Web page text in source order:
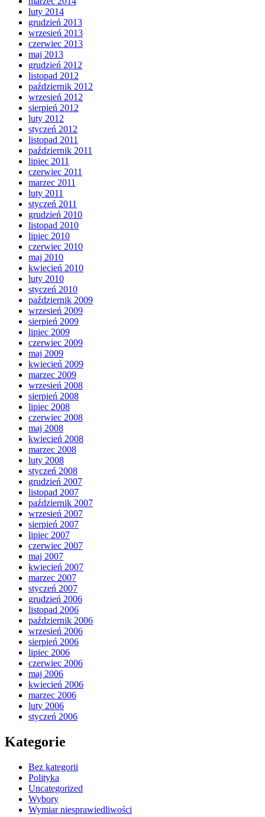
luty 2014
grudzień 2013
wrzesień 2013
czerwiec 2013
maj 2013
grudzień 2012
listopad 2012
październik 2012
wrzesień 2012
sierpień 2012
luty 2012
styczeń 2012
listopad 2011
październik 2011
lipiec 2011
czerwiec 2011
marzec 2011
luty 2011
styczeń 2011
grudzień 2010
listopad 2010
lipiec 2010
czerwiec 2010
maj 2010
kwiecień 2010
luty 2010
styczeń 2010
październik 2009
wrzesień 2009
sierpień 2009
lipiec 2009
czerwiec 2009
maj 2009
kwiecień 2009
marzec 2009
wrzesień 2008
sierpień 2008
lipiec 2008
czerwiec 2008
maj 2008
kwiecień 2008
marzec 2008
luty 2008
styczeń 2008
grudzień 2007
listopad 2007
październik 2007
wrzesień 2007
sierpień 2007
lipiec 2007
czerwiec 2007
maj 2007
kwiecień 2007
marzec 2007
styczeń 2007
grudzień 2006
listopad 2006
październik 2006
wrzesień 2006
sierpień 2006
lipiec 2006
czerwiec 2006
maj 2006
kwiecień 2006
marzec 2006
luty 2006
styczeń 2006
Kategorie
Bez kategorii
Polityka
Uncategorized
Wybory
Wymiar niesprawiedliwości